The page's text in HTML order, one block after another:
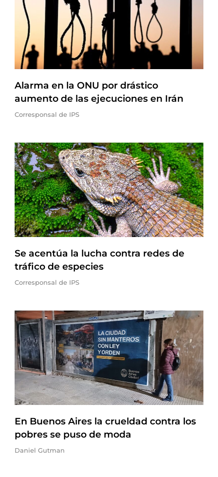
Alarma en la ONU por drástico
aumento de las ejecuciones en Irán
Corresponsal de IPS
Se acentúa la lucha contra redes de
tráfico de especies
Corresponsal de IPS
En Buenos Aires la crueldad contra los
pobres se puso de moda
Daniel Gutman